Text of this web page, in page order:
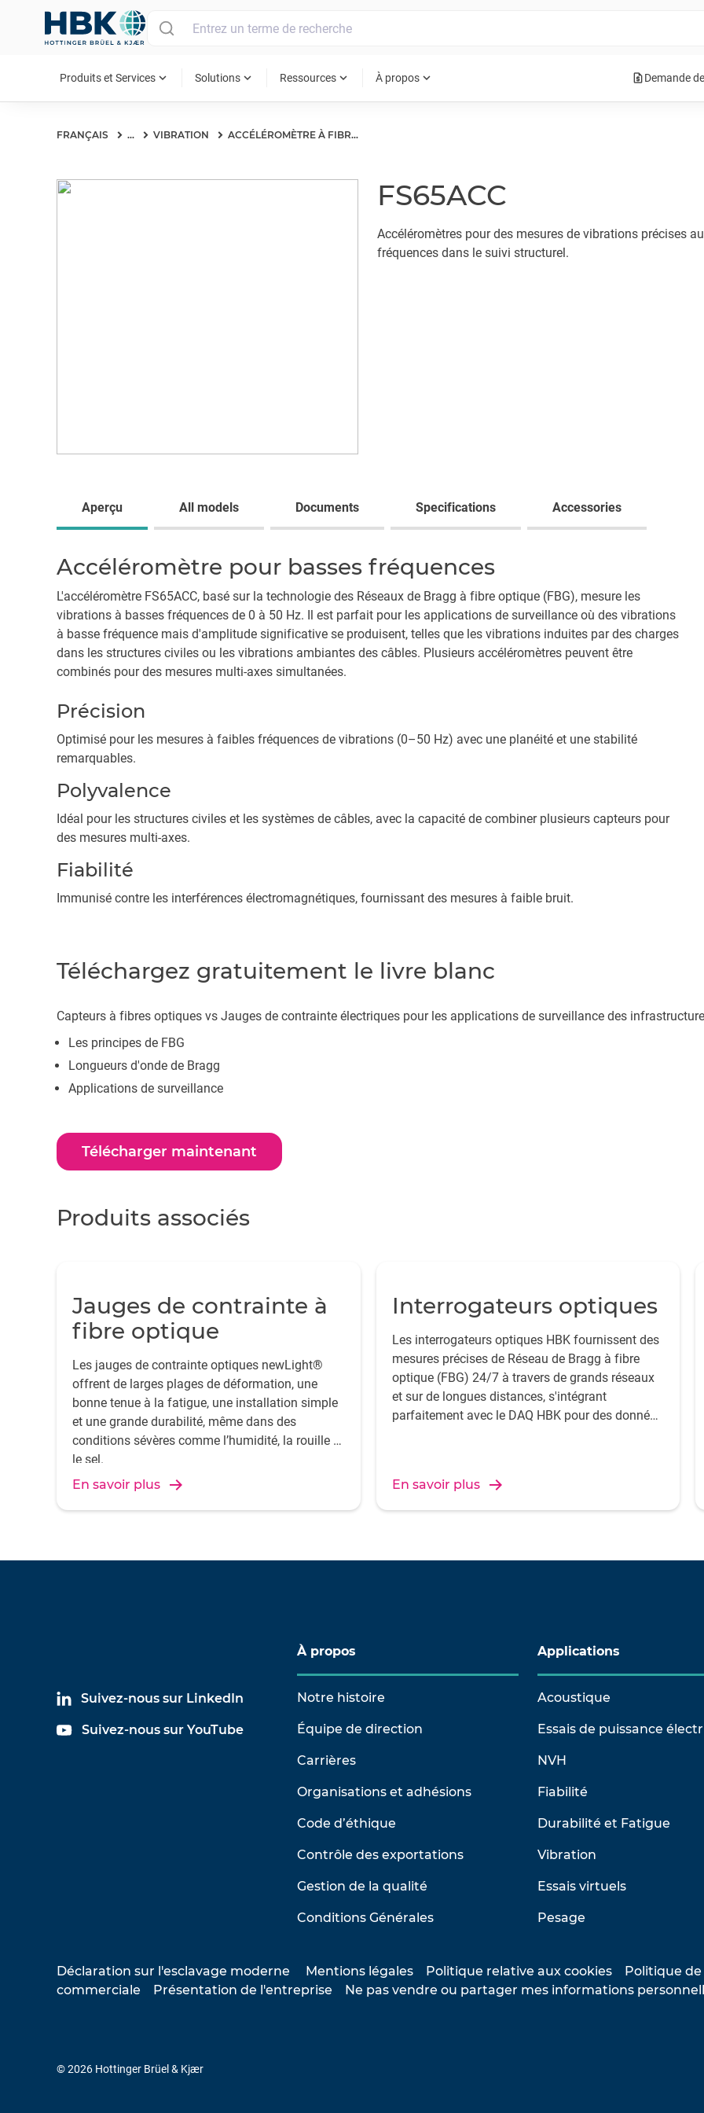
Produits et Services expand_more Solutions expand_more Ressources expand_more À propos expand_more request_quoteDemande
FRANÇAIS ... VIBRATION ACCÉLÉROMÈTRE À FIBRE OPTIQUE
FS65ACC
Accéléromètres pour des mesures de vibrations précises
fréquences dans le suivi structurel.
Aperçu All models Documents Specifications Accessories
Accéléromètre pour basses fréquences
L'accéléromètre FS65ACC, basé sur la technologie des Réseaux de Bragg à fibre optique (FBG), mesure les
vibrations à basses fréquences de 0 à 50 Hz. Il est parfait pour les applications de surveillance où des vibrations
à basse fréquence mais d'amplitude significative se produisent, telles que les vibrations induites par des charges
dans les structures civiles ou les vibrations ambiantes des câbles. Plusieurs accéléromètres peuvent être
combinés pour des mesures multi-axes simultanées.
Précision
Optimisé pour les mesures à faibles fréquences de vibrations (0–50 Hz) avec une planéité et une stabilité
remarquables.
Polyvalence
Idéal pour les structures civiles et les systèmes de câbles, avec la capacité de combiner plusieurs capteurs pour
des mesures multi-axes.
Fiabilité
Immunisé contre les interférences électromagnétiques, fournissant des mesures à faible bruit.
Téléchargez gratuitement le livre blanc
Capteurs à fibres optiques vs Jauges de contrainte électriques pour les applications de surveillance des
Les principes de FBG
Longueurs d'onde de Bragg
Applications de surveillance
Télécharger maintenant
Produits associés
Jauges de contrainte à
fibre optique
Les jauges de contrainte optiques newLight®
offrent de larges plages de déformation, une
bonne tenue à la fatigue, une installation simple
et une grande durabilité, même dans des
conditions sévères comme l’humidité, la rouille et
le sel.
En savoir plus
Interrogateurs optiques
Les interrogateurs optiques HBK fournissent des
mesures précises de Réseau de Bragg à fibre
optique (FBG) 24/7 à travers de grands réseaux
et sur de longues distances, s'intégrant
parfaitement avec le DAQ HBK pour des données
En savoir plus
Suivez-nous sur LinkedIn
Suivez-nous sur YouTube
À propos
Notre histoire
Équipe de direction
Carrières
Organisations et adhésions
Code d’éthique
Contrôle des exportations
Gestion de la qualité
Conditions Générales
Applications
Acoustique
Essais de puissance
NVH
Fiabilité
Durabilité et Fatigue
Vibration
Essais virtuels
Pesage
Déclaration sur l'esclavage moderne Mentions légales Politique relative aux cookies
Politique
commerciale
Présentation de l'entreprise Ne pas vendre ou partager mes informations
© 2026 Hottinger Brüel & Kjær